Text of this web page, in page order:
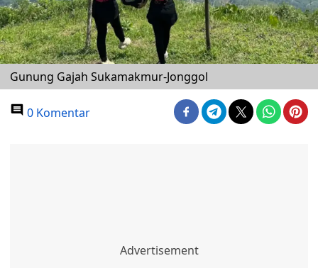
Gunung Gajah Sukamakmur-Jonggol
0 Komentar